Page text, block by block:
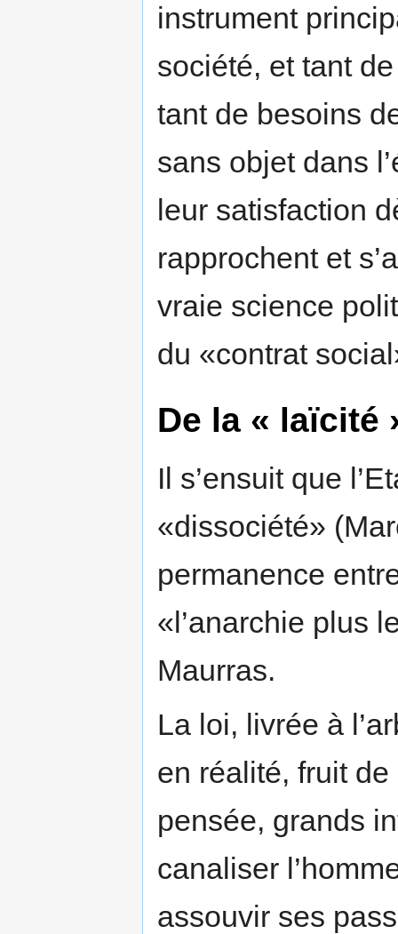
instrument
société, et tant
tant de besoins
sans objet dans
leur satisfaction
rapprochent et
vraie science
du «contrat
De la «
Il s’ensuit que
«dissociété»
permanence
«l’anarchie plus
Maurras.
La loi, livrée à
en réalité, fruit
pensée, grands
canaliser
assouvir ses